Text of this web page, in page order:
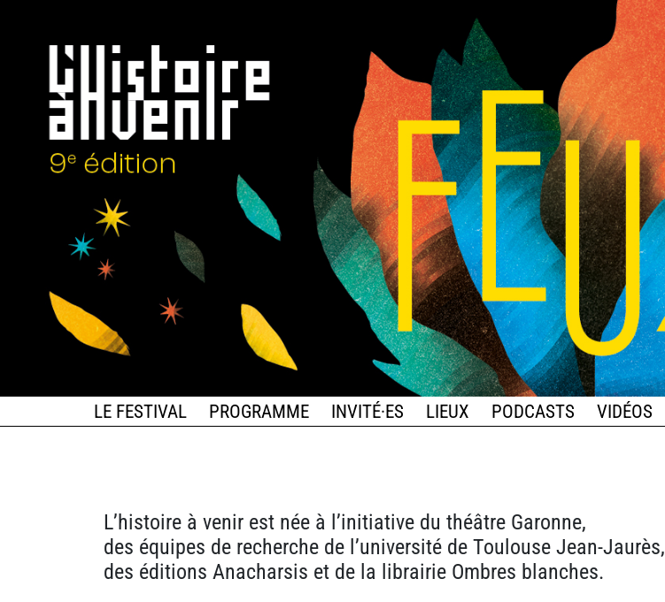
LE FESTIVAL PROGRAMME INVITÉ·ES LIEUX PODCASTS VIDÉOS
L’histoire à venir est née à l’initiative du théâtre Garonne,
des équipes de recherche de l’université de Toulouse Jean-Jaurès,
des éditions Anacharsis et de la librairie Ombres blanches.